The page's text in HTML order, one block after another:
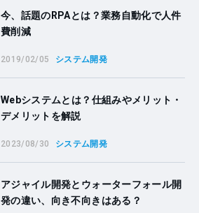
今、話題のRPAとは？業務自動化で人件
費削減
2019/02/05 システム開発
Webシステムとは？仕組みやメリット・
デメリットを解説
2023/08/30 システム開発
アジャイル開発とウォーターフォール開
発の違い、向き不向きはある？